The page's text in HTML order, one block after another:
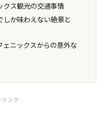
クス観光の交通事情
か味わえない絶景と
ニックスからの意外な
リンク